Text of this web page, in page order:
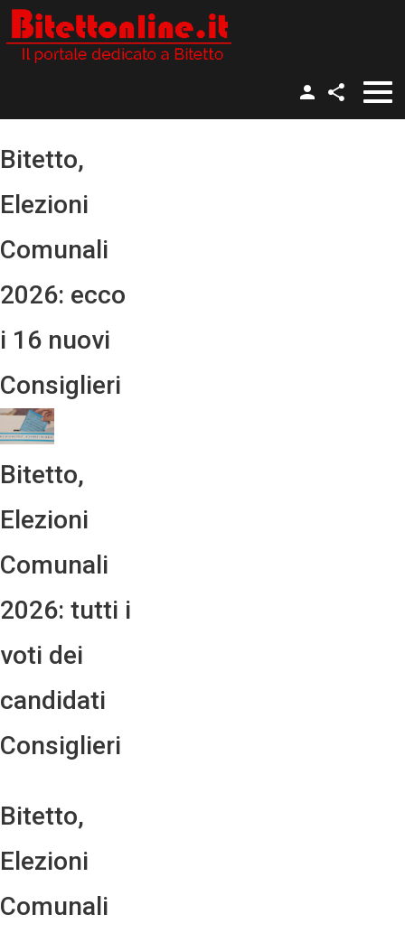
Bitetto,
Elezioni
Comunali
2026: ecco
i 16 nuovi
Consiglieri
Bitetto,
Elezioni
Comunali
2026: tutti i
voti dei
candidati
Consiglieri
Bitetto,
Elezioni
Comunali
Ricordami
Password dimenticata?
Nome utente dimenticato?